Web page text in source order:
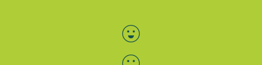
Bewertung auswählen